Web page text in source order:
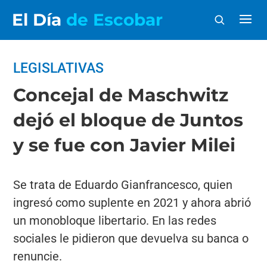
El Día de Escobar
LEGISLATIVAS
Concejal de Maschwitz
dejó el bloque de Juntos
y se fue con Javier Milei
Se trata de Eduardo Gianfrancesco, quien
ingresó como suplente en 2021 y ahora abrió
un monobloque libertario. En las redes
sociales le pidieron que devuelva su banca o
renuncie.